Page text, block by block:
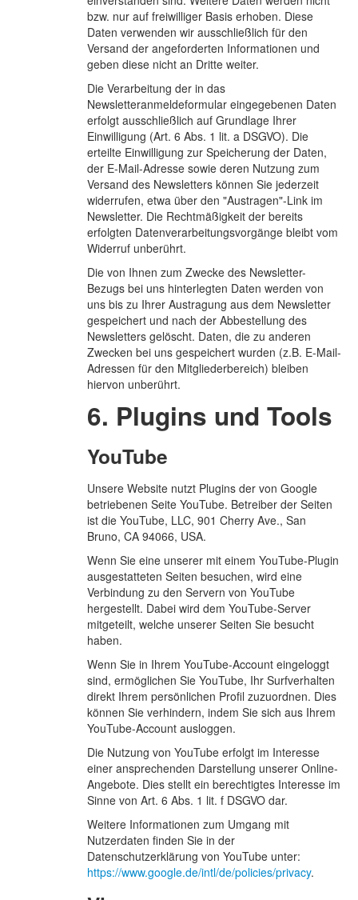
bzw. nur auf freiwilliger Basis erhoben. Diese
Daten verwenden wir ausschließlich für den
Versand der angeforderten Informationen und
geben diese nicht an Dritte weiter.
Die Verarbeitung der in das
Newsletteranmeldeformular eingegebenen Daten
erfolgt ausschließlich auf Grundlage Ihrer
Einwilligung (Art. 6 Abs. 1 lit. a DSGVO). Die
erteilte Einwilligung zur Speicherung der Daten,
der E-Mail-Adresse sowie deren Nutzung zum
Versand des Newsletters können Sie jederzeit
widerrufen, etwa über den "Austragen"-Link im
Newsletter. Die Rechtmäßigkeit der bereits
erfolgten Datenverarbeitungsvorgänge bleibt vom
Widerruf unberührt.
Die von Ihnen zum Zwecke des Newsletter-
Bezugs bei uns hinterlegten Daten werden von
uns bis zu Ihrer Austragung aus dem Newsletter
gespeichert und nach der Abbestellung des
Newsletters gelöscht. Daten, die zu anderen
Zwecken bei uns gespeichert wurden (z.B. E-Mail-
Adressen für den Mitgliederbereich) bleiben
hiervon unberührt.
6. Plugins und Tools
YouTube
Unsere Website nutzt Plugins der von Google
betriebenen Seite YouTube. Betreiber der Seiten
ist die YouTube, LLC, 901 Cherry Ave., San
Bruno, CA 94066, USA.
Wenn Sie eine unserer mit einem YouTube-Plugin
ausgestatteten Seiten besuchen, wird eine
Verbindung zu den Servern von YouTube
hergestellt. Dabei wird dem YouTube-Server
mitgeteilt, welche unserer Seiten Sie besucht
haben.
Wenn Sie in Ihrem YouTube-Account eingeloggt
sind, ermöglichen Sie YouTube, Ihr Surfverhalten
direkt Ihrem persönlichen Profil zuzuordnen. Dies
können Sie verhindern, indem Sie sich aus Ihrem
YouTube-Account ausloggen.
Die Nutzung von YouTube erfolgt im Interesse
einer ansprechenden Darstellung unserer Online-
Angebote. Dies stellt ein berechtigtes Interesse im
Sinne von Art. 6 Abs. 1 lit. f DSGVO dar.
Weitere Informationen zum Umgang mit
Nutzerdaten finden Sie in der
Datenschutzerklärung von YouTube unter:
https://www.google.de/intl/de/policies/privacy.